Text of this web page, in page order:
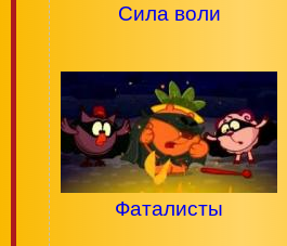
Сила воли
Фаталисты